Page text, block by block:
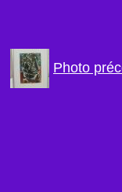
Photo